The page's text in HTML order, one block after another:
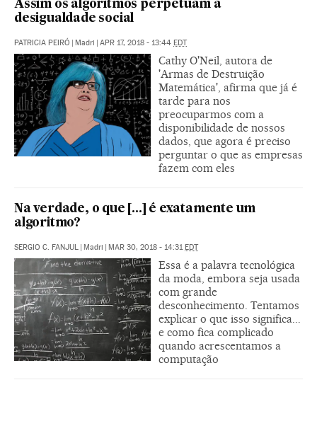
Assim os algoritmos perpetuam a
desigualdade social
PATRICIA PEIRÓ | Madri | APR 17, 2018 - 13:44 EDT
Cathy O'Neil, autora de
'Armas de Destruição
Matemática', afirma que já é
tarde para nos
preocuparmos com a
disponibilidade de nossos
dados, que agora é preciso
perguntar o que as empresas
fazem com eles
Na verdade, o que [...] é exatamente um
algoritmo?
SERGIO C. FANJUL | Madri | MAR 30, 2018 - 14:31EDT
Essa é a palavra tecnológica
da moda, embora seja usada
com grande
desconhecimento. Tentamos
explicar o que isso significa...
e como fica complicado
quando acrescentamos a
computação